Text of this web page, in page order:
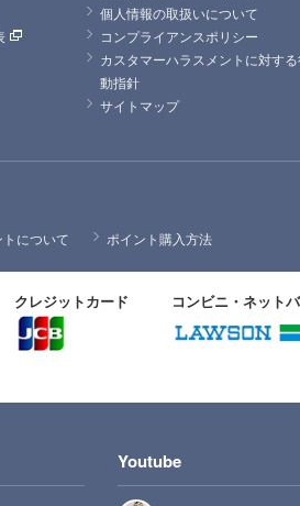
個人情報の取扱いについて
コンプライアンスポリシー
カスタマーハラスメントに対す
動指針
サイトマップ
について ポイント購入方法
クレジットカード コンビニ・ネット
Youtube